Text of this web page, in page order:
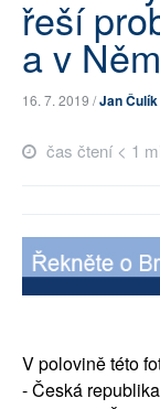
SOCIÁLNÍ SÍTĚ
RUBRIKY
řeší
a v
16. 7. 2019 /Jan Čulík
čas čtení < 1
V polovině této
- Česká